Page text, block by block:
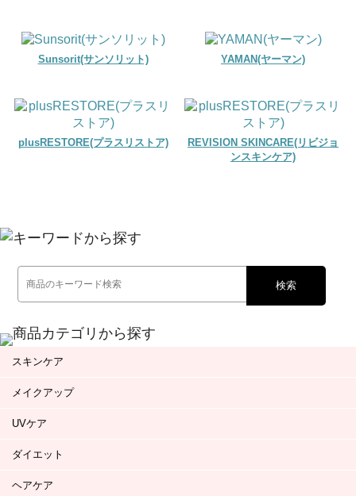
Sunsorit(サンソリット) YAMAN(ヤーマン)
plusRESTORE(プラスリストア)
REVISION SKINCARE(リビジョ
ンスキンケア)
検索
スキンケア
メイクアップ
UVケア
ダイエット
ヘアケア